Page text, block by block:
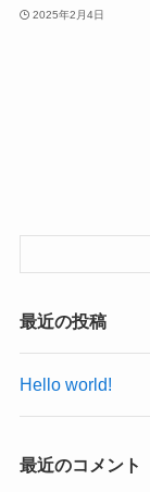
2025年2月4日
最近の投稿
Hello world!
最近のコメント